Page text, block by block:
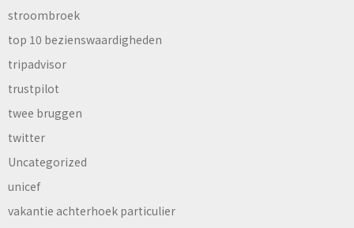
stroombroek
top 10 bezienswaardigheden
tripadvisor
trustpilot
twee bruggen
twitter
Uncategorized
unicef
vakantie achterhoek particulier